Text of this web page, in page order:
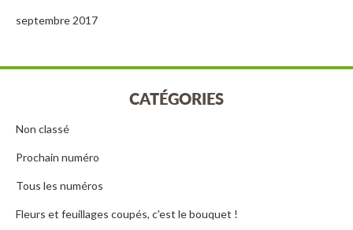
septembre 2017
CATÉGORIES
Non classé
Prochain numéro
Tous les numéros
Fleurs et feuillages coupés, c'est le bouquet !